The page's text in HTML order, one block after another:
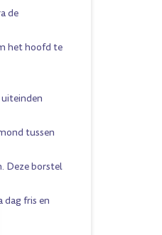
de
het hoofd te
tussen
Deze borstel
dag fris en